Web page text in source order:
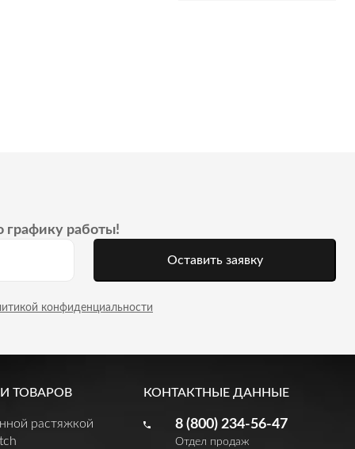
графику работы!
Оставить заявку
конфиденциальности
ТОВАРОВ
растяжкой
КОНТАКТНЫЕ ДАННЫЕ
8 (800) 234-56-47
Отдел продаж